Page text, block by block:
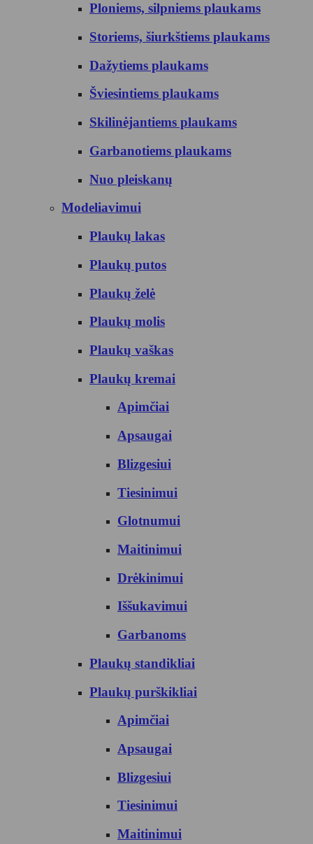
Ploniems, silpniems plaukams
Storiems, šiurkštiems plaukams
Dažytiems plaukams
Šviesintiems plaukams
Skilinėjantiems plaukams
Garbanotiems plaukams
Nuo pleiskanų
Modeliavimui
Plaukų lakas
Plaukų putos
Plaukų želė
Plaukų molis
Plaukų vaškas
Plaukų kremai
Apimčiai
Apsaugai
Blizgesiui
Tiesinimui
Glotnumui
Maitinimui
Drėkinimui
Iššukavimui
Garbanoms
Plaukų standikliai
Plaukų purškikliai
Apimčiai
Apsaugai
Blizgesiui
Tiesinimui
Maitinimui